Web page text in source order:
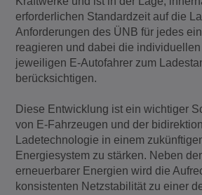
erforderlichen Standardzeit auf die
Anforderungen des ÜNB für jedes
reagieren und dabei die
jeweiligen E-Autofahrer zum
berücksichtigen.
Diese Entwicklung ist ein wichtiger
von E-Fahrzeugen und der
Ladetechnologie in einem
Energiesystem zu stärken. Neben
erneuerbarer Energien wird die
konsistenten Netzstabilität zu einer